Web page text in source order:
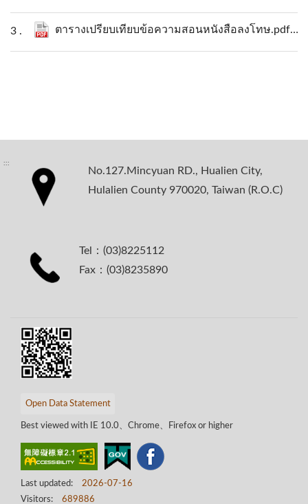
ตารางเปรียบเทียบข้อความสอนหนังสือลงโทษ.pdf
:::
No.127.Mincyuan RD., Hualien City,
Hulalien County 970020, Taiwan (R.O.C)
Tel：(03)8225112
Fax：(03)8235890
Open Data Statement
Best viewed with IE 10.0、Chrome、Firefox or higher
Last updated:
2026-07-16
Visitors:
689886